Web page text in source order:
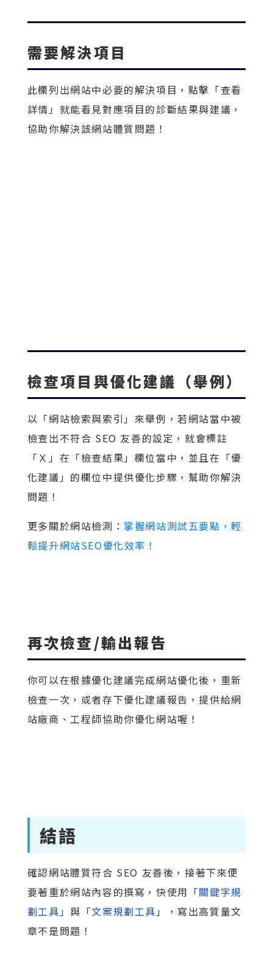
需要解決項目
此欄列出網站中必要的解決項目，點擊「查看
詳情」就能看見對應項目的診斷結果與建議，
協助你解決該網站體質問題！
檢查項目與優化建議（舉例）
以「網站檢索與索引」來舉例，若網站當中被
檢查出不符合 SEO 友善的設定，就會標註
「Ｘ」在「檢查結果」欄位當中，並且在「優
化建議」的欄位中提供優化步驟，幫助你解決
問題！
更多關於網站檢測：掌握網站測試五要點，輕
鬆提升網站SEO優化效率！
再次檢查/輸出報告
你可以在根據優化建議完成網站優化後，重新
檢查一次，或者存下優化建議報告，提供給網
站廠商、工程師協助你優化網站喔！
結語
確認網站體質符合 SEO 友善後，接著下來便
要著重於網站內容的撰寫，快使用「關鍵字規
劃工具 」與「文案規劃工具 」，寫出高質量文
章不是問題！